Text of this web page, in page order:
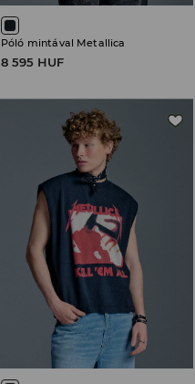
Póló mintával Metallica
8 595 HUF